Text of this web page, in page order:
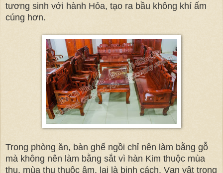
tương sinh với hành Hỏa, tạo ra bầu không khí ấm
cúng hơn.
Trong phòng ăn, bàn ghế ngồi chỉ nên làm bằng gỗ
mà không nên làm bằng sắt vì hàn Kim thuộc mùa
thu, mùa thu thuộc âm, lại là binh cách. Vạn vật trong